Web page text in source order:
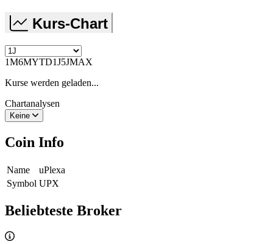
Kurs-Chart
1M6MYTD1J5JMAX
Kurse werden geladen...
Chartanalysen
Keine
Coin Info
Name
uPlexa
Symbol UPX
Beliebteste Broker